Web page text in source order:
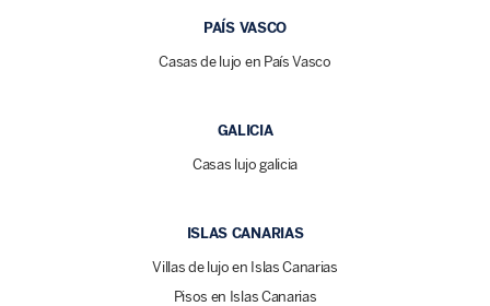
PAÍS VASCO
Casas de lujo en País Vasco
GALICIA
Casas lujo galicia
ISLAS CANARIAS
Villas de lujo en Islas Canarias
Pisos en Islas Canarias